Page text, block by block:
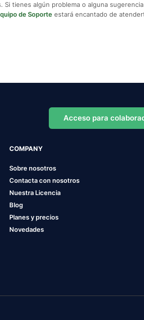
Si tienes algún problema o alguna
de Soporte estará encantado de
Acceso para
COMPANY
Sobre nosotros
Contacta con nosotros
Nuestra Licencia
Blog
Planes y precios
Novedades